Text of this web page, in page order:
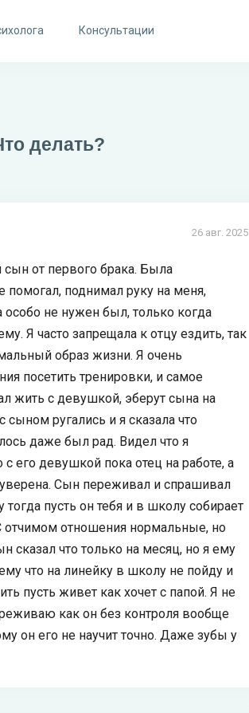
Консультации
делать?
26 авг. 2025
от первого брака. Была
помогал, поднимал руку на меня,
не нужен был, только когда
Я часто запрещала к отцу ездить, так
образ жизни. Я очень
посетить тренировки, и самое
жить с девушкой, эберут сына на
ругались и я сказала что
даже был рад. Видел что я
его девушкой пока отец на работе, а
Сын переживал и спрашивал
пусть он тебя и в школу собирает
отчимом отношения нормальные, но
сказал что только на месяц, но я ему
что на линейку в школу не пойду и
пусть живет как хочет с папой. Я не
как он без контроля вообще
он его не научит точно. Даже зубы у